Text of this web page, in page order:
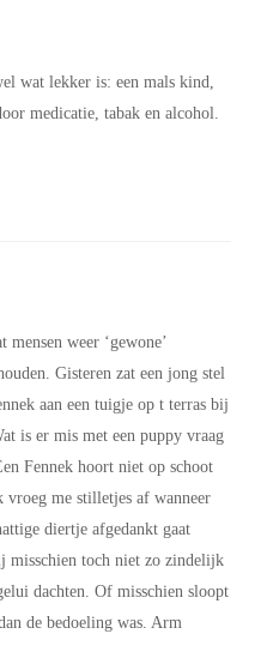
wat lekker is: een mals kind,
medicatie, tabak en alcohol.
weer ‘gewone’
Gisteren zat een jong stel
aan een tuigje op t terras bij
is er mis met een puppy vraag
Fennek hoort niet op schoot
vroeg me stilletjes af wanneer
diertje afgedankt gaat
misschien toch niet zo zindelijk
dachten. Of misschien sloopt
de bedoeling was. Arm